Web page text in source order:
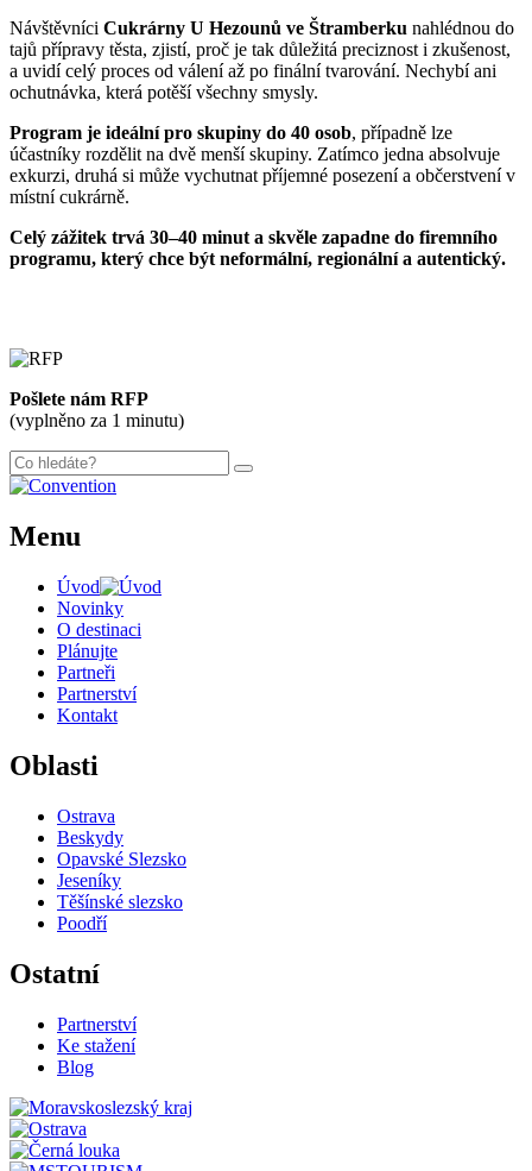
Návštěvníci Cukrárny U Hezounů ve Štramberku nahlédnou do
tajů přípravy těsta, zjistí, proč je tak důležitá preciznost i zkušenost,
a uvidí celý proces od válení až po finální tvarování. Nechybí ani
ochutnávka, která potěší všechny smysly.
Program je ideální pro skupiny do 40 osob, případně lze
účastníky rozdělit na dvě menší skupiny. Zatímco jedna absolvuje
exkurzi, druhá si může vychutnat příjemné posezení a občerstvení v
místní cukrárně.
Celý zážitek trvá 30–40 minut a skvěle zapadne do firemního
programu, který chce být neformální, regionální a autentický.
Pošlete nám RFP
(vyplněno za 1 minutu)
Menu
Úvod
Novinky
O destinaci
Plánujte
Partneři
Partnerství
Kontakt
Oblasti
Ostrava
Beskydy
Opavské Slezsko
Jeseníky
Těšínské slezsko
Poodří
Ostatní
Partnerství
Ke stažení
Blog